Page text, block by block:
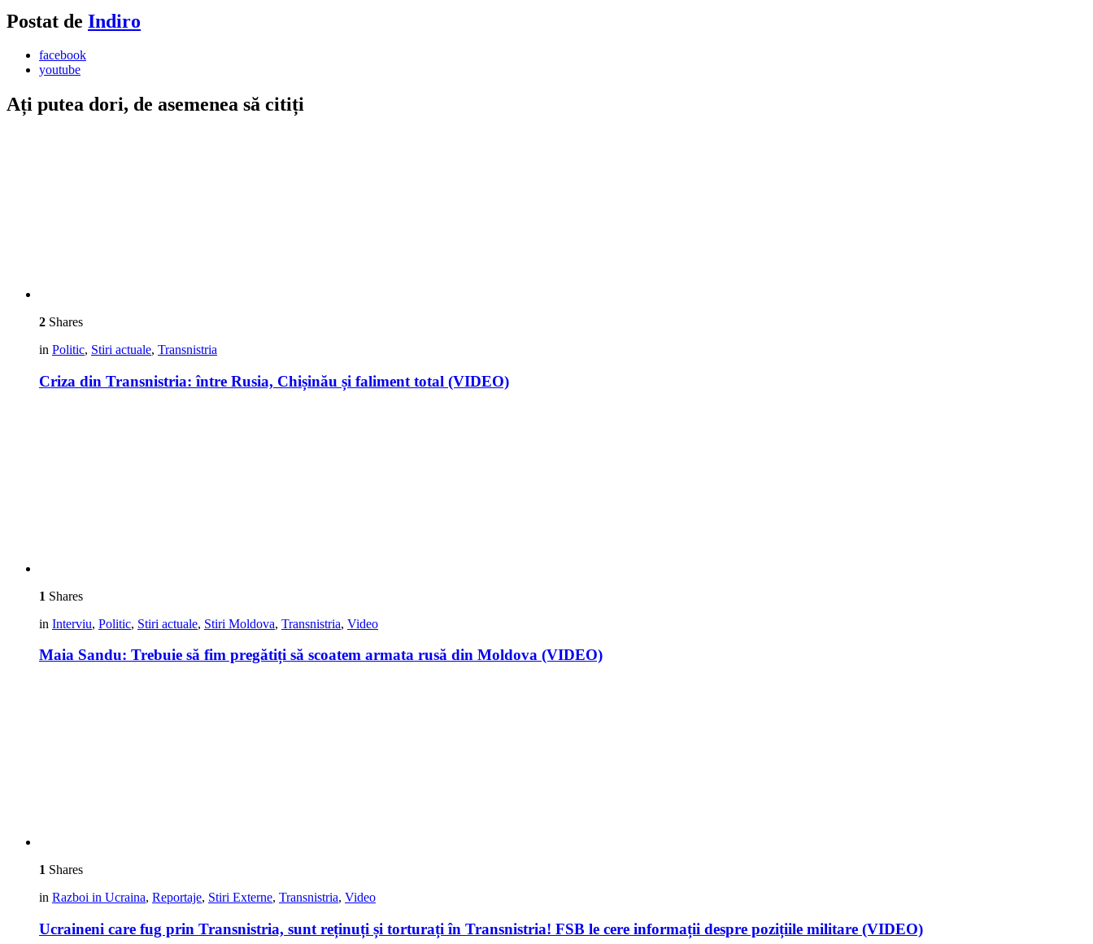
Postat de Indiro
facebook
youtube
Ați putea dori, de asemenea să citiți
2 Shares
in Politic, Stiri actuale, Transnistria
Criza din Transnistria: între Rusia, Chișinău și faliment total (VIDEO)
1 Shares
in Interviu, Politic, Stiri actuale, Stiri Moldova, Transnistria, Video
Maia Sandu: Trebuie să fim pregătiți să scoatem armata rusă din Moldova (VIDEO)
1 Shares
in Razboi in Ucraina, Reportaje, Stiri Externe, Transnistria, Video
Ucraineni care fug prin Transnistria, sunt reținuți și torturați în Transnistria! FSB le cere informații despre pozițiile militare (VIDEO)